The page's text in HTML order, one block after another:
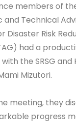
members of
and Technical
Disaster Risk
had a
the SRSG and
Mizutori.
meeting, they
progress